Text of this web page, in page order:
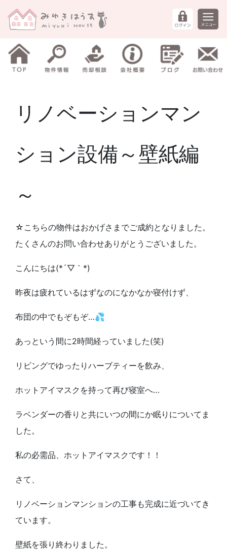
リノベーションマン
ション設備～壁紙編
～
☆こちらの物件はおかげさまでご成約となりました。
たくさんのお問い合わせありがとうございました。
こんにちは(*´▽｀*)
昨夜は疲れているはずなのになかなか寝付けず、
布団の中でもぞもぞ…💦
あっという間に2時間経っていました(笑)
リビングでゆったりハーブティーを飲み、
ホットアイマスクを持って再び寝室へ…
ラベンダーの香りと共にいつの間にか眠りについてま
した。
私の必需品、ホットアイマスクです！！
さて、
リノベーションマンションの工事も完成に近づいてき
ています。
壁紙を張り終わりました。